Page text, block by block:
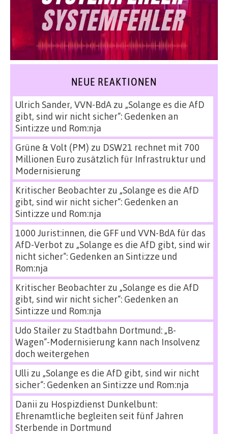
NEUE REAKTIONEN
Ulrich Sander, VVN-BdAzu „Solange es die AfD
gibt, sind wir nicht sicher“: Gedenken an
Sinti:zze und Rom:nja
Grüne & Volt (PM) zu DSW21 rechnet mit 700
Millionen Euro zusätzlich für Infrastruktur und
Modernisierung
Kritischer Beobachterzu „Solange es die AfD
gibt, sind wir nicht sicher“: Gedenken an
Sinti:zze und Rom:nja
1000 Jurist:innen, die GFF und VVN-BdA für das
AfD-Verbot zu „Solange es die AfD gibt, sind wir
nicht sicher“: Gedenken an Sinti:zze und
Rom:nja
Kritischer Beobachterzu „Solange es die AfD
gibt, sind wir nicht sicher“: Gedenken an
Sinti:zze und Rom:nja
Udo Stailerzu Stadtbahn Dortmund: „B-
Wagen“-Modernisierung kann nach Insolvenz
doch weitergehen
Ulli zu „Solange es die AfD gibt, sind wir nicht
sicher“: Gedenken an Sinti:zze und Rom:nja
Danii zu Hospizdienst Dunkelbunt:
Ehrenamtliche begleiten seit fünf Jahren
Sterbende in Dortmund